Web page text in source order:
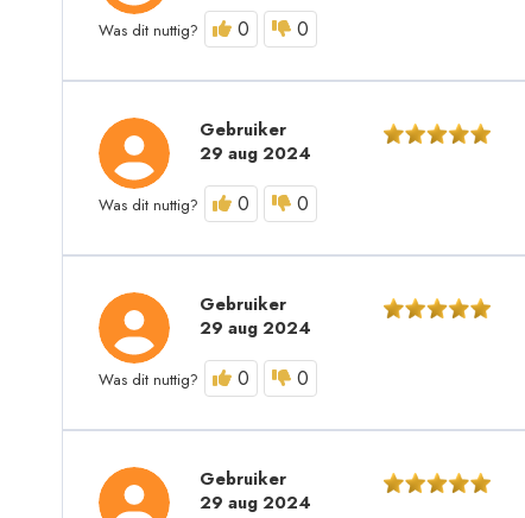
Was dit nuttig? 0 0
Gebruiker
29 aug 2024
Was dit nuttig? 0 0
Gebruiker
29 aug 2024
Was dit nuttig? 0 0
Gebruiker
29 aug 2024